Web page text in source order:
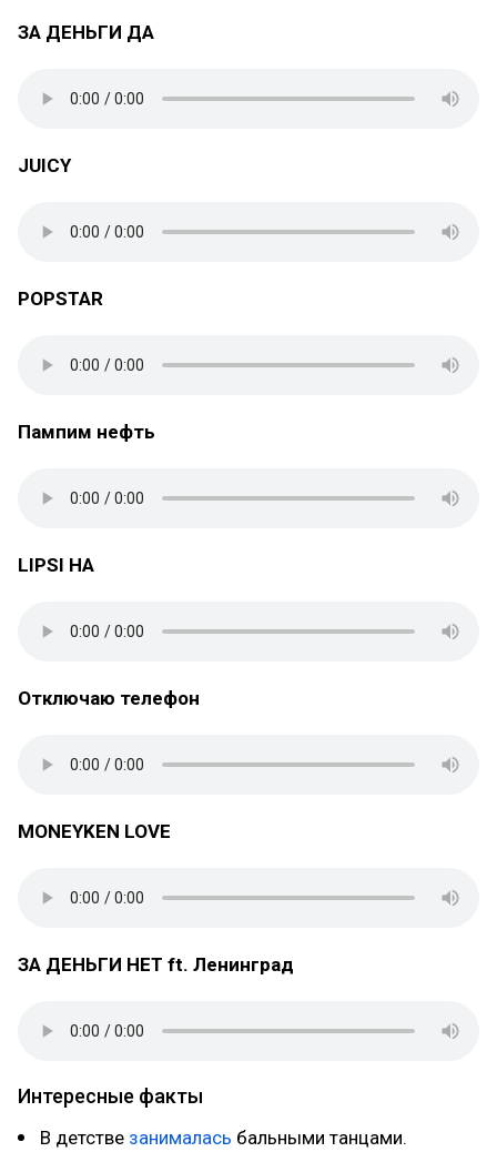
ЗА ДЕНЬГИ ДА
JUICY
POPSTAR
Пампим нефть
LIPSI HA
Отключаю телефон
MONEYKEN LOVE
ЗА ДЕНЬГИ НЕТ ft. Ленинград
Интересные факты
В детстве занималась бальными танцами.